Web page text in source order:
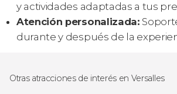
y actividades adaptadas a tus
Atención personalizada:
durante y después de la
Otras atracciones de interés en Versalles